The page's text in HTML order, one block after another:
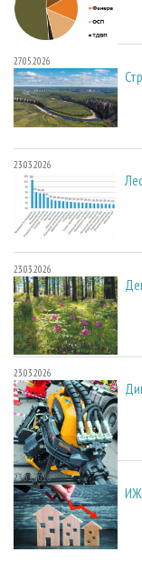
27.05.2026
23.03.2026
23.03.2026
23.03.2026
23.03.2026